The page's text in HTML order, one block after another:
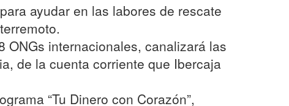
ayudar en las labores de rescate
ONGs internacionales, canalizará las
de la cuenta corriente que Ibercaja
“Tu Dinero con Corazón”,